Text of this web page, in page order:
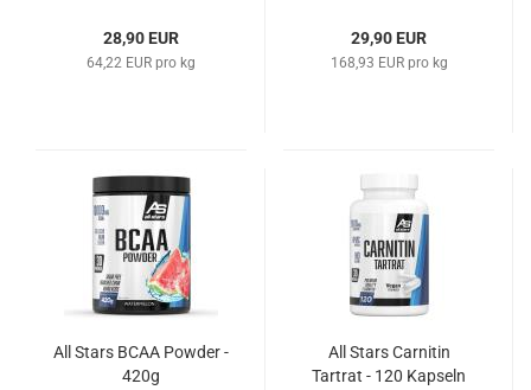
28,90 EUR
64,22 EUR pro kg
29,90 EUR
168,93 EUR pro kg
All Stars BCAA Powder -
420g
All Stars Carnitin
Tartrat - 120 Kapseln